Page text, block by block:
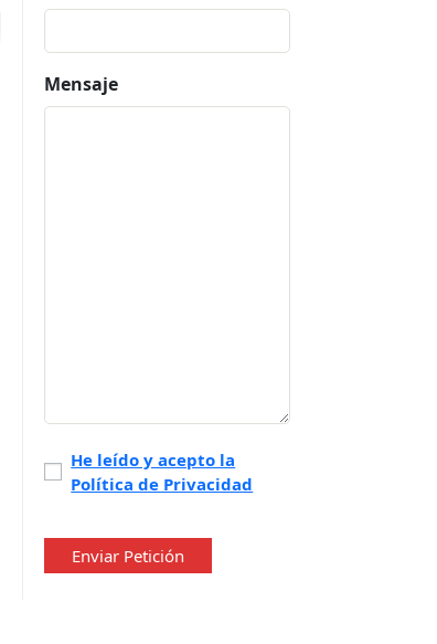
Mensaje
Política
de
He leído y acepto la
Política de Privacidad
Enviar Petición